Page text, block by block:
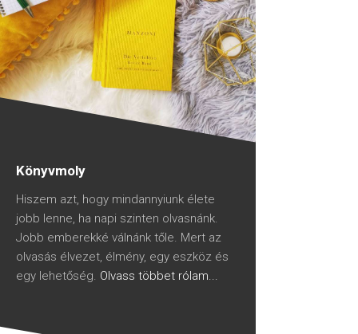
Könyvmoly
Hiszem azt, hogy mindannyiunk élete
jobb lenne, ha napi szinten olvasnánk.
Jobb emberekké válnánk tőle. Mert az
olvasás élvezet, élmény, egy eszköz és
egy lehetőség. Olvass többet rólam...